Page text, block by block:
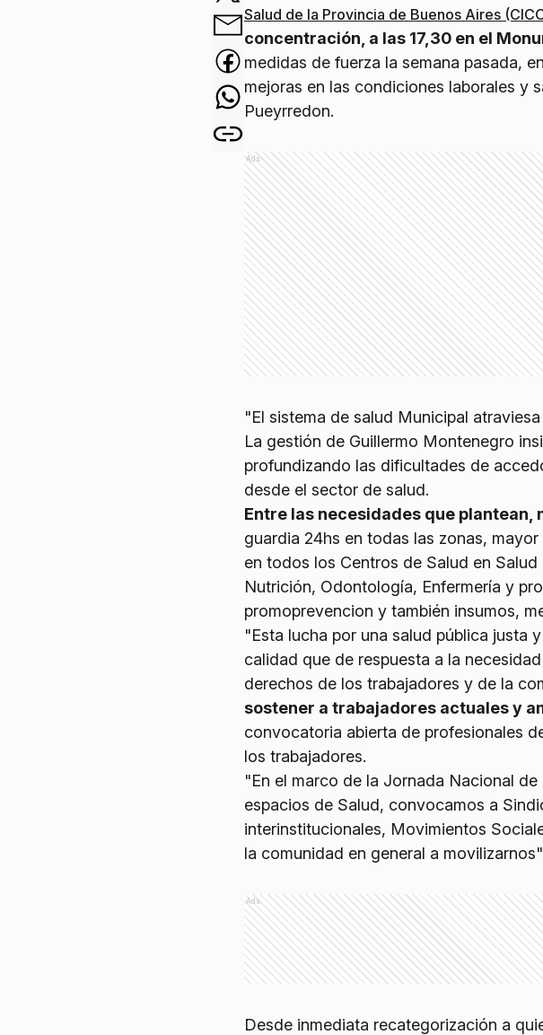
Salud de la Provincia de Buenos Aires
concentración, a las 17,30 en el
medidas de fuerza la semana pasada,
mejoras en las condiciones laborales y
Pueyrredon.
Ads
"El sistema de salud Municipal
La gestión de Guillermo Montenegro
profundizando las dificultades de
desde el sector de salud.
Entre las necesidades que plantean,
guardia 24hs en todas las zonas,
en todos los Centros de Salud en
Nutrición, Odontología, Enfermería y
promoprevencion y también insumos,
"Esta lucha por una salud pública justa
calidad que de respuesta a la
derechos de los trabajadores y de la
sostener a trabajadores actuales y
convocatoria abierta de profesionales
los trabajadores.
"En el marco de la Jornada Nacional
espacios de Salud, convocamos a
interinstitucionales, Movimientos
la comunidad en general a
Ads
Desde inmediata recategorización a